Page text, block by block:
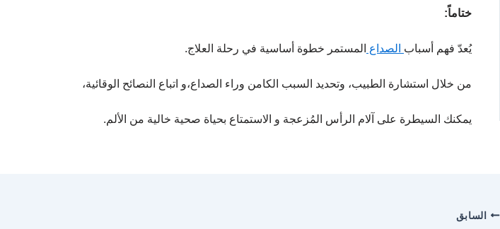
ختاماً:
يُعدّ فهم أسباب الصداع المستمر خطوة أساسية في رحلة العلاج.
من خلال استشارة الطبيب، وتحديد السبب الكامن وراء الصداع،و اتباع النصائح الوقائية،
يمكنك السيطرة على آلام الرأس المُزعجة و الاستمتاع بحياة صحية خالية من الألم.
السابق